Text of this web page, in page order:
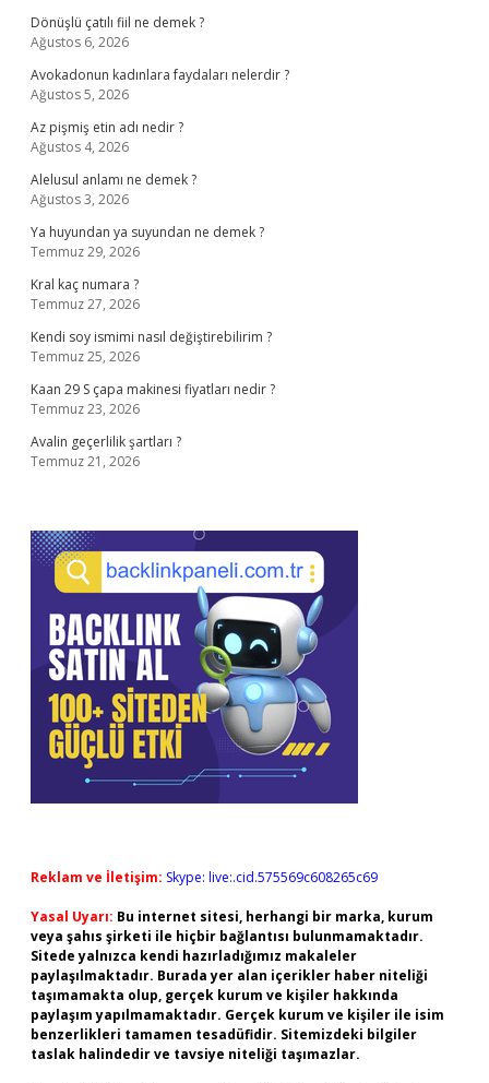
Dönüşlü çatılı fiil ne demek ?
Ağustos 6, 2026
Avokadonun kadınlara faydaları nelerdir ?
Ağustos 5, 2026
Az pişmiş etin adı nedir ?
Ağustos 4, 2026
Alelusul anlamı ne demek ?
Ağustos 3, 2026
Ya huyundan ya suyundan ne demek ?
Temmuz 29, 2026
Kral kaç numara ?
Temmuz 27, 2026
Kendi soy ismimi nasıl değiştirebilirim ?
Temmuz 25, 2026
Kaan 29 S çapa makinesi fiyatları nedir ?
Temmuz 23, 2026
Avalin geçerlilik şartları ?
Temmuz 21, 2026
Reklam ve İletişim: Skype: live:.cid.575569c608265c69
Yasal Uyarı: Bu internet sitesi, herhangi bir marka, kurum
veya şahıs şirketi ile hiçbir bağlantısı bulunmamaktadır.
Sitede yalnızca kendi hazırladığımız makaleler
paylaşılmaktadır. Burada yer alan içerikler haber niteliği
taşımamakta olup, gerçek kurum ve kişiler hakkında
paylaşım yapılmamaktadır. Gerçek kurum ve kişiler ile isim
benzerlikleri tamamen tesadüfidir. Sitemizdeki bilgiler
taslak halindedir ve tavsiye niteliği taşımazlar.